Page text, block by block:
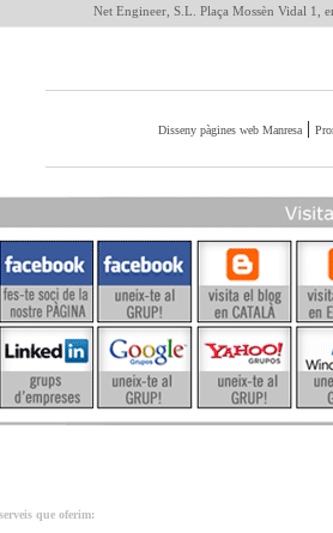
Net Engineer, S.L. Plaça Mossèn Vidal 1,
Disseny pàgines web Manresa|
que oferim: